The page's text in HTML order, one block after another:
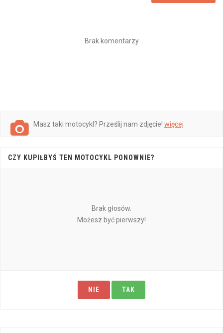
Brak komentarzy
Masz taki motocykl? Prześlij nam zdjęcie! więcej
CZY KUPIŁBYŚ TEN MOTOCYKL PONOWNIE?
Brak głosów.
Możesz być pierwszy!
NIE TAK